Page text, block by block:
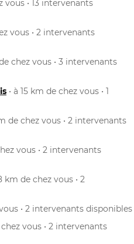
vous • 13 intervenants
vous • 2 intervenants
chez vous • 3 intervenants
• à 15 km de chez vous • 1
de chez vous • 2 intervenants
vous • 2 intervenants
km de chez vous • 2
• 2 intervenants disponibles
chez vous • 2 intervenants